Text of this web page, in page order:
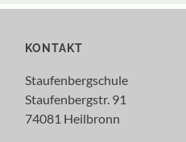
KONTAKT
Staufenbergschule
Staufenbergstr. 91
74081 Heilbronn